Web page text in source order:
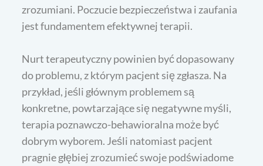
zrozumiani. Poczucie bezpieczeństwa i zaufania
jest fundamentem efektywnej terapii.
Nurt terapeutyczny powinien być dopasowany
do problemu, z którym pacjent się zgłasza. Na
przykład, jeśli głównym problemem są
konkretne, powtarzające się negatywne myśli,
terapia poznawczo-behawioralna może być
dobrym wyborem. Jeśli natomiast pacjent
pragnie głębiej zrozumieć swoje podświadome